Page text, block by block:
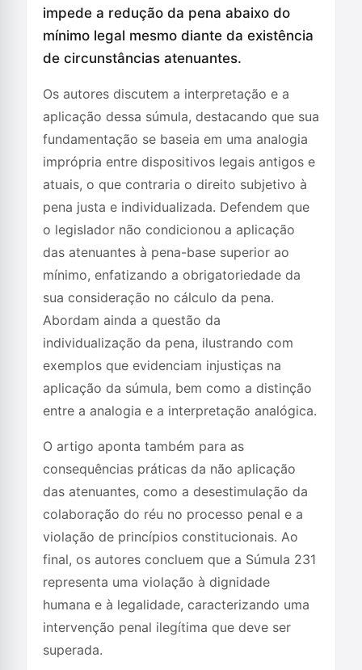
impede a redução da pena abaixo do
mínimo legal mesmo diante da existência
de circunstâncias atenuantes.
Os autores discutem a interpretação e a
aplicação dessa súmula, destacando que sua
fundamentação se baseia em uma analogia
imprópria entre dispositivos legais antigos e
atuais, o que contraria o direito subjetivo à
pena justa e individualizada. Defendem que
o legislador não condicionou a aplicação
das atenuantes à pena-base superior ao
mínimo, enfatizando a obrigatoriedade da
sua consideração no cálculo da pena.
Abordam ainda a questão da
individualização da pena, ilustrando com
exemplos que evidenciam injustiças na
aplicação da súmula, bem como a distinção
entre a analogia e a interpretação analógica.
O artigo aponta também para as
consequências práticas da não aplicação
das atenuantes, como a desestimulação da
colaboração do réu no processo penal e a
violação de princípios constitucionais. Ao
final, os autores concluem que a Súmula 231
representa uma violação à dignidade
humana e à legalidade, caracterizando uma
intervenção penal ilegítima que deve ser
superada.